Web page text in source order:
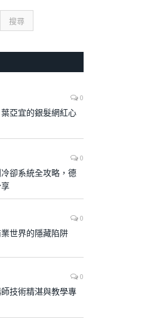
0
亞宜的銀髮網紅心
0
卻系統全攻略，德
0
世界的隱藏陷阱
0
技術精湛與教學專